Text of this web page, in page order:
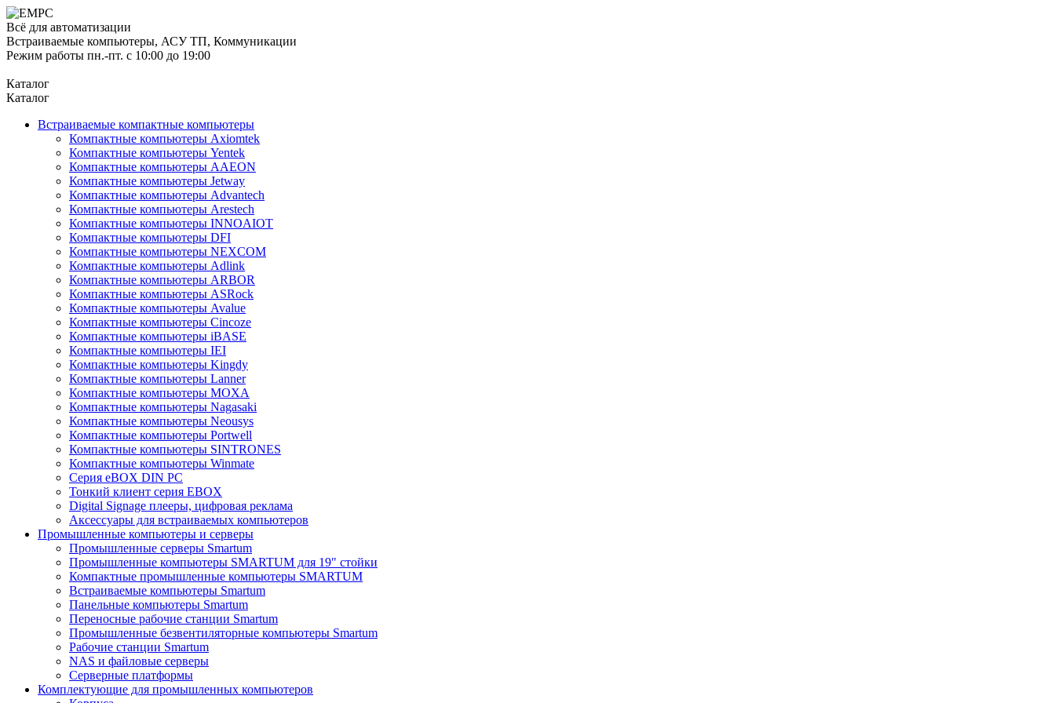
Всё для автоматизации
Встраиваемые компьютеры, АСУ ТП, Коммуникации
Режим работы пн.-пт. с 10:00 до 19:00
Каталог
Каталог
Встраиваемые компактные компьютеры
Компактные компьютеры Axiomtek
Компактные компьютеры Yentek
Компактные компьютеры AAEON
Компактные компьютеры Jetway
Компактные компьютеры Advantech
Компактные компьютеры Arestech
Компактные компьютеры INNOAIOT
Компактные компьютеры DFI
Компактные компьютеры NEXCOM
Компактные компьютеры Adlink
Компактные компьютеры ARBOR
Компактные компьютеры ASRock
Компактные компьютеры Avalue
Компактные компьютеры Cincoze
Компактные компьютеры iBASE
Компактные компьютеры IEI
Компактные компьютеры Kingdy
Компактные компьютеры Lanner
Компактные компьютеры MOXA
Компактные компьютеры Nagasaki
Компактные компьютеры Neousys
Компактные компьютеры Portwell
Компактные компьютеры SINTRONES
Компактные компьютеры Winmate
Серия eBOX DIN PC
Тонкий клиент серия EBOX
Digital Signage плееры, цифровая реклама
Аксессуары для встраиваемых компьютеров
Промышленные компьютеры и серверы
Промышленные серверы Smartum
Промышленные компьютеры SMARTUM для 19" стойки
Компактные промышленные компьютеры SMARTUM
Встраиваемые компьютеры Smartum
Панельные компьютеры Smartum
Переносные рабочие станции Smartum
Промышленные безвентиляторные компьютеры Smartum
Рабочие станции Smartum
NAS и файловые серверы
Серверные платформы
Комплектующие для промышленных компьютеров